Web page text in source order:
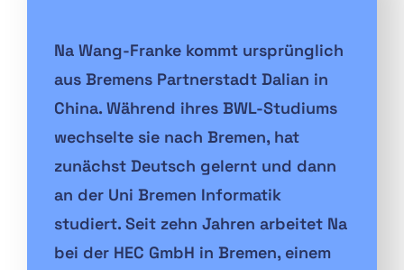
Na Wang-Franke kommt ursprünglich
aus Bremens Partnerstadt Dalian in
China. Während ihres BWL-Studiums
wechselte sie nach Bremen, hat
zunächst Deutsch gelernt und dann
an der Uni Bremen Informatik
studiert. Seit zehn Jahren arbeitet Na
bei der HEC GmbH in Bremen, einem